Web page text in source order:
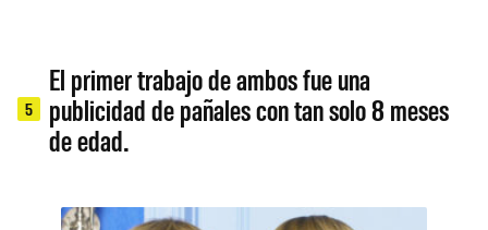
5
El primer trabajo de ambos fue una
publicidad de pañales con tan solo 8 meses
de edad.